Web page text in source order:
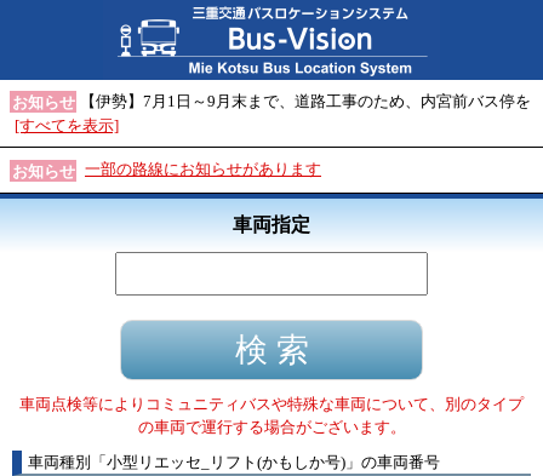
お知らせ
【伊勢】7月1日～9月末まで、道路工事のため、内宮前バス停を
[すべてを表示]
お知らせ 一部の路線にお知らせがあります
車両指定
車両点検等によりコミュニティバスや特殊な車両について、別のタイプ
の車両で運行する場合がございます。
車両種別
「 小型リエッセ_リフト(かもしか号) 」 の車両番号